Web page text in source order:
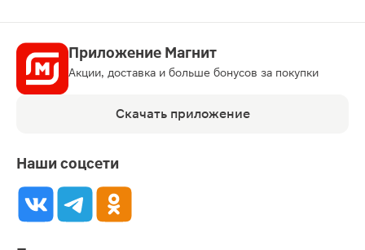
Приложение Магнит
Акции, доставка и больше бонусов за покупки
Скачать приложение
Наши соцсети